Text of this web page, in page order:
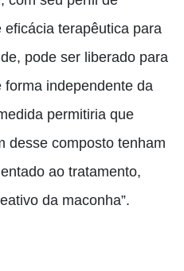
terapêutica para
pode ser liberado para
independente da
permitiria que
desse composto tenham
ao tratamento,
da maconha”.